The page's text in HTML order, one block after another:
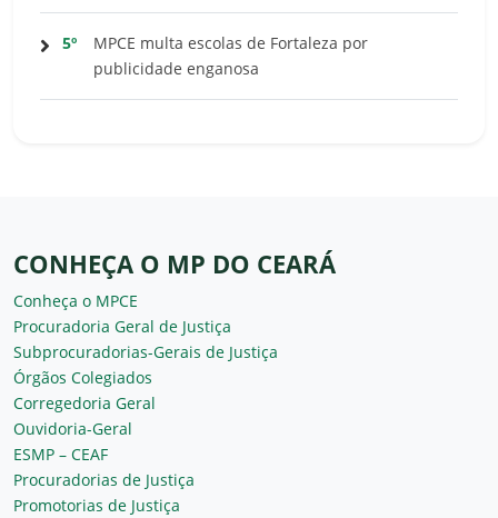
5º
MPCE multa escolas de Fortaleza por
publicidade enganosa
CONHEÇA O MP DO CEARÁ
Conheça o MPCE
Procuradoria Geral de Justiça
Subprocuradorias-Gerais de Justiça
Órgãos Colegiados
Corregedoria Geral
Ouvidoria-Geral
ESMP – CEAF
Procuradorias de Justiça
Promotorias de Justiça